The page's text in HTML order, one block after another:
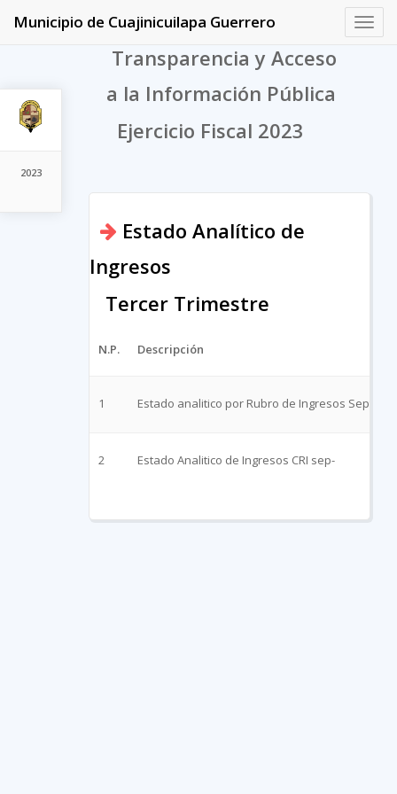
2023
Municipio de Cuajinicuilapa Guerrero
Transparencia y Acceso
a la Información Pública
Ejercicio Fiscal 2023
Estado Analítico de
Ingresos
Tercer Trimestre
N.P. Descripción
1 Estado analitico por Rubro de Ingresos Sept
2 Estado Analitico de Ingresos CRI sep-